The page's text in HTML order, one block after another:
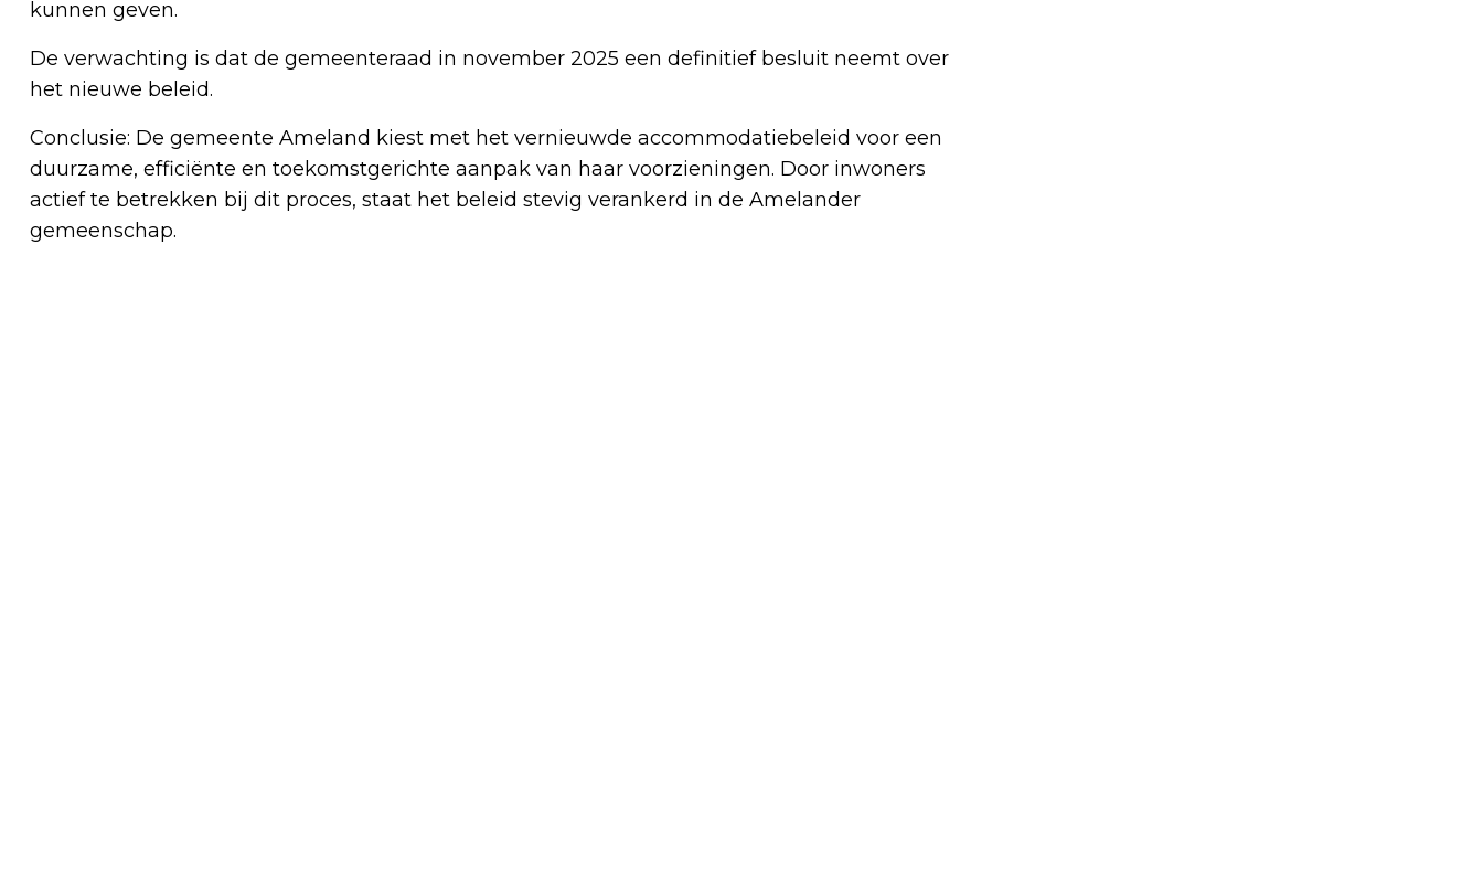
kunnen geven.
De verwachting is dat de gemeenteraad in november 2025 een definitief besluit neemt over
het nieuwe beleid.
Conclusie: De gemeente Ameland kiest met het vernieuwde accommodatiebeleid voor een
duurzame, efficiënte en toekomstgerichte aanpak van haar voorzieningen. Door inwoners
actief te betrekken bij dit proces, staat het beleid stevig verankerd in de Amelander
gemeenschap.